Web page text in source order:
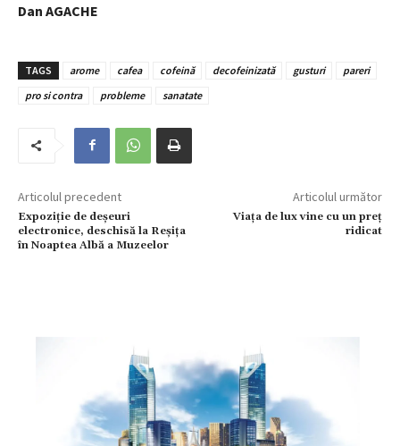
Dan AGACHE
TAGS arome cafea cofeină decofeinizată gusturi
pareri
pro si contra
probleme sanatate
Articolul precedent
Expoziție de deșeuri
electronice, deschisă la Reșița
în Noaptea Albă a Muzeelor
Articolul următor
Viața de lux vine cu un preț
ridicat